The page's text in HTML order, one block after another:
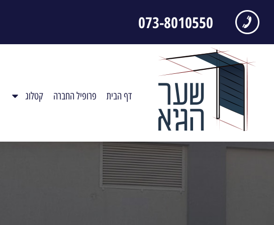
073-8010550
דף הבית פרופיל החברה קטלוג